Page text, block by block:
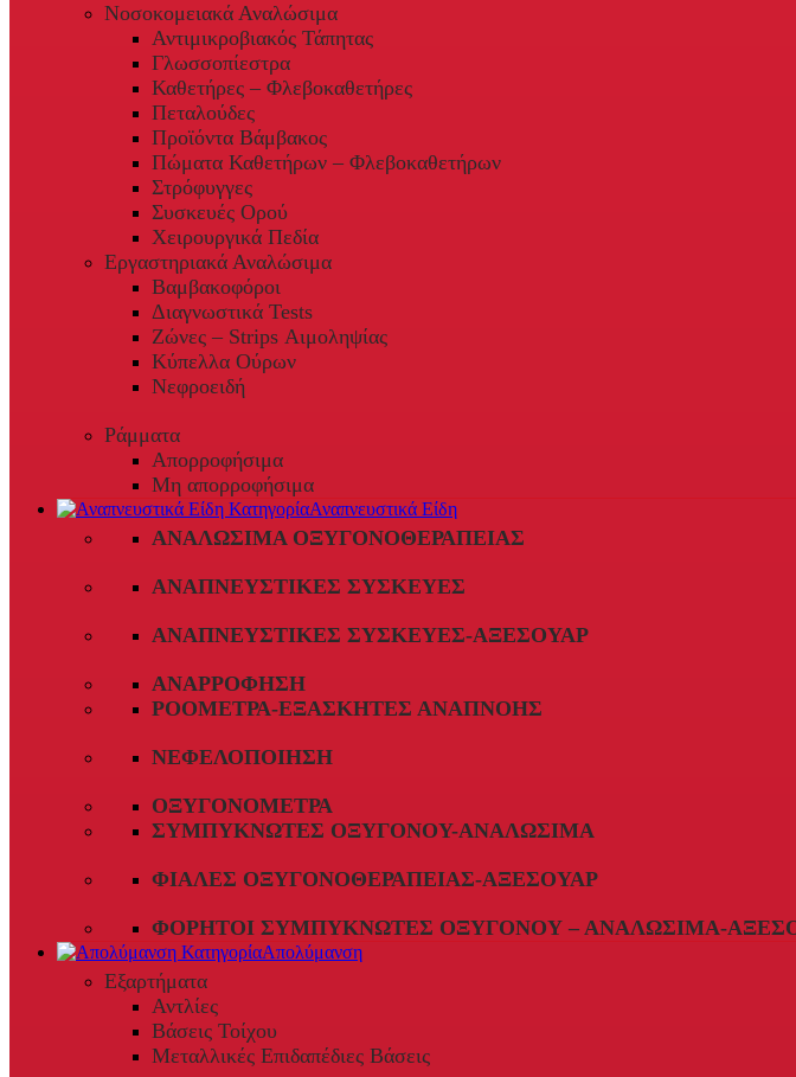
Νοσοκομειακά Αναλώσιμα
Αντιμικροβιακός Τάπητας
Γλωσσοπίεστρα
Καθετήρες – Φλεβοκαθετήρες
Πεταλούδες
Προϊόντα Βάμβακος
Πώματα Καθετήρων – Φλεβοκαθετήρων
Στρόφυγγες
Συσκευές Ορού
Χειρουργικά Πεδία
Εργαστηριακά Αναλώσιμα
Βαμβακοφόροι
Διαγνωστικά Tests
Ζώνες – Strips Αιμοληψίας
Κύπελλα Ούρων
Νεφροειδή
Ράμματα
Απορροφήσιμα
Μη απορροφήσιμα
Αναπνευστικά Είδη
ΑΝΑΛΏΣΙΜΑ ΟΞΥΓΟΝΟΘΕΡΑΠΕΊΑΣ
ΑΝΑΠΝΕΥΣΤΙΚΈΣ ΣΥΣΚΕΥΈΣ
ΑΝΑΠΝΕΥΣΤΙΚΈΣ ΣΥΣΚΕΥΈΣ-ΑΞΕΣΟΥΆΡ
ΑΝΑΡΡΌΦΗΣΗ
ΡΟΌΜΕΤΡΑ-ΕΞΑΣΚΗΤΈΣ ΑΝΑΠΝΟΉΣ
ΝΕΦΕΛΟΠΟΊΗΣΗ
ΟΞΥΓΟΝΌΜΕΤΡΑ
ΣΥΜΠΥΚΝΩΤΈΣ ΟΞΥΓΌΝΟΥ-ΑΝΑΛΏΣΙΜΑ
ΦΙΆΛΕΣ ΟΞΥΓΟΝΟΘΕΡΑΠΕΊΑΣ-ΑΞΕΣΟΥΆΡ
ΦΟΡΗΤΟΊ ΣΥΜΠΥΚΝΩΤΈΣ ΟΞΥΓΌΝΟΥ – ΑΝΑΛΏΣΙΜΑ-
Απολύμανση
Εξαρτήματα
Αντλίες
Βάσεις Τοίχου
Μεταλλικές Επιδαπέδιες Βάσεις